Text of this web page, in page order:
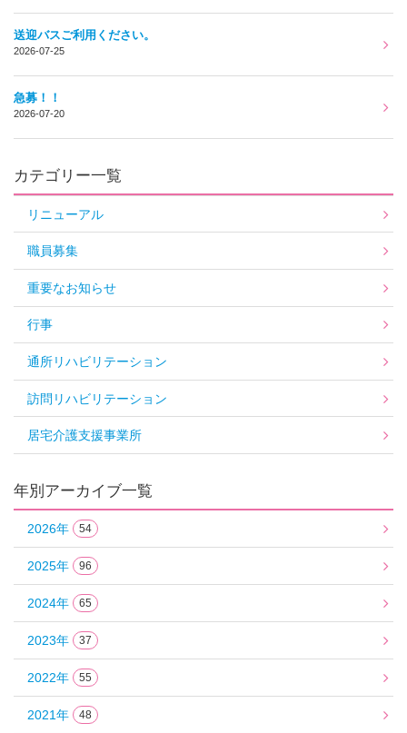
送迎バスご利用ください。
2026-07-25
急募！！
2026-07-20
カテゴリー一覧
リニューアル
職員募集
重要なお知らせ
行事
通所リハビリテーション
訪問リハビリテーション
居宅介護支援事業所
年別アーカイブ一覧
2026年 54
2025年 96
2024年 65
2023年 37
2022年 55
2021年 48